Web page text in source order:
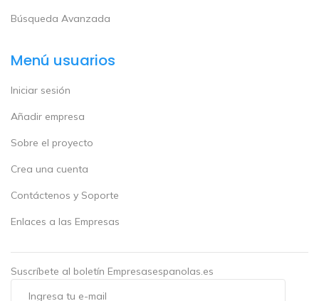
Búsqueda Avanzada
Menú usuarios
Iniciar sesión
Añadir empresa
Sobre el proyecto
Crea una cuenta
Contáctenos y Soporte
Enlaces a las Empresas
Suscríbete al boletín Empresasespanolas.es